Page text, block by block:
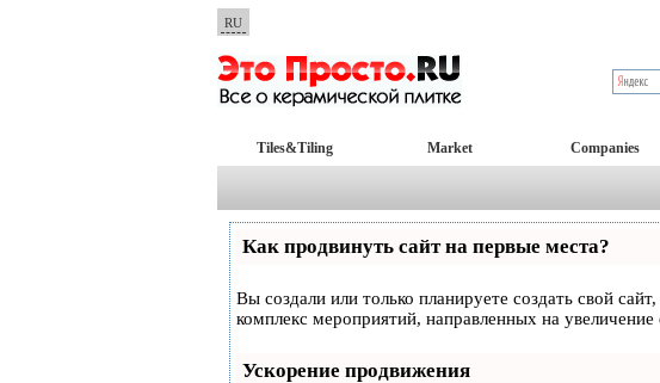
RU
Tiles&Tiling Market Companies
Как продвинуть сайт на первые места?
Вы создали или только планируете создать свой
комплекс мероприятий, направленных на
Ускорение продвижения